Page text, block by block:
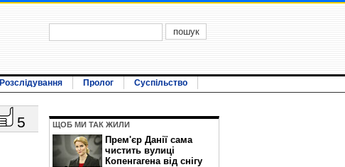
Розслідування Пролог Суспільство
5 ЩОБ МИ ТАК ЖИЛИ
Прем'єр Данії сама
чистить вулиці
Копенгагена від снігу